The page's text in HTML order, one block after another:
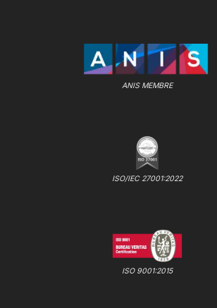
ANIS MEMBRE
ISO/IEC 27001:2022
ISO 9001:2015